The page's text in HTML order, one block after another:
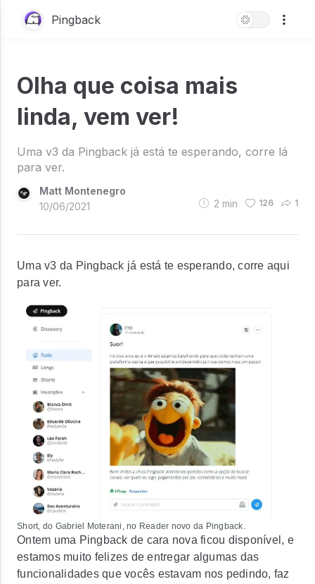
Pingback
Olha que coisa mais
linda, vem ver!
Uma v3 da Pingback já está te esperando, corre lá
para ver.
Matt Montenegro
10/06/2021
2 min 126 1
Uma v3 da Pingback já está te esperando, corre aqui
para ver.
Short, do Gabriel Moterani, no Reader novo da Pingback.
Ontem uma Pingback de cara nova ficou disponível, e
estamos muito felizes de entregar algumas das
funcionalidades que vocês estavam nos pedindo, faz